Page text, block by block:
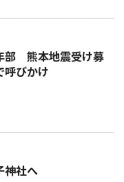
部 熊本地震受け募
びかけ
神社へ